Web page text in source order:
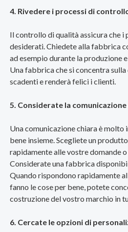
4. Rivedere i processi di
Il controllo di qualità assicura che
desiderati. Chiedete alla fabbrica
ad esempio durante la produzione
Una fabbrica che si concentra
scadenti e renderà felici i clienti.
5. Considerate la
Una comunicazione chiara è
bene insieme. Scegliete un
rapidamente alle vostre domande
Considerate una fabbrica
Quando rispondono rapidamente
fanno le cose per bene, potete
costruzione del vostro marchio in
6. Cercate le opzioni di